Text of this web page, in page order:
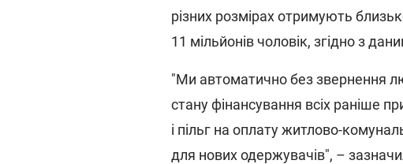
різних розмірах отримують
11 мільйонів чоловік, згідно з
"Ми автоматично без звернення
стану фінансування всіх раніше
і пільг на оплату житлово-
для нових одержувачів", –